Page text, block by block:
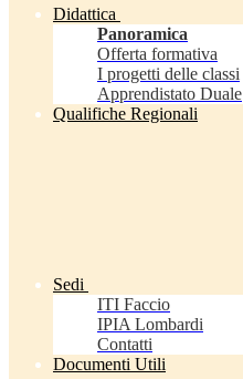
Didattica
Panoramica
Offerta formativa
I progetti delle classi
Apprendistato Duale
Qualifiche Regionali
Sedi
ITI Faccio
IPIA Lombardi
Contatti
Documenti Utili